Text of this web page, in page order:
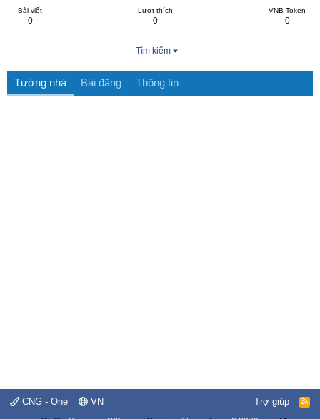
Bài viết
0
Lượt thích
0
VNB Token
0
Tìm kiếm
Tường nhà Bài đăng Thông tin
CNG - One VN Trợ giúp
R